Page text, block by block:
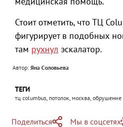
Стоит отметить, что ТЦ
фигурирует в подобных
там рухнул эскалатор.
Автор: Яна Соловьева
ТЕГИ
тц columbus, потолок, москва, обрушение
Поделиться
Мы в соцсетях